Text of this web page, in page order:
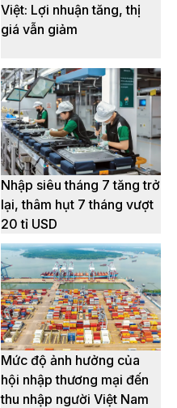
Việt: Lợi nhuận tăng, thị
giá vẫn giảm
Nhập siêu tháng 7 tăng trở
lại, thâm hụt 7 tháng vượt
20 tỉ USD
Mức độ ảnh hưởng của
hội nhập thương mại đến
thu nhập người Việt Nam